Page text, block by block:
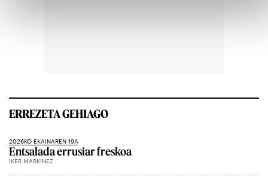
ERREZETA GEHIAGO
2026KO EKAINAREN 19A
Entsalada errusiar freskoa
IKER MARKINEZ